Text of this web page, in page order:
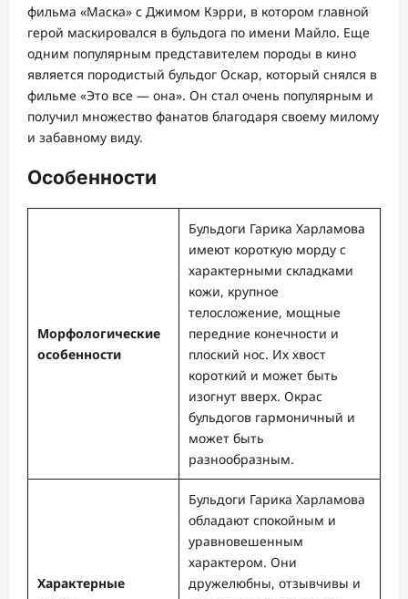
фильма «Маска» с Джимом Кэрри, в котором главной
герой маскировался в бульдога по имени Майло. Еще
одним популярным представителем породы в кино
является породистый бульдог Оскар, который снялся в
фильме «Это все — она». Он стал очень популярным и
получил множество фанатов благодаря своему милому
и забавному виду.
Особенности
Морфологические
особенности
Бульдоги Гарика Харламова
имеют короткую морду с
характерными складками
кожи, крупное
телосложение, мощные
передние конечности и
плоский нос. Их хвост
короткий и может быть
изогнут вверх. Окрас
бульдогов гармоничный и
может быть
разнообразным.
Характерные
Бульдоги Гарика Харламова
обладают спокойным и
уравновешенным
характером. Они
дружелюбны, отзывчивы и